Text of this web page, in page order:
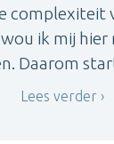
complexiteit
ik mij hier
Daarom
Lees verder